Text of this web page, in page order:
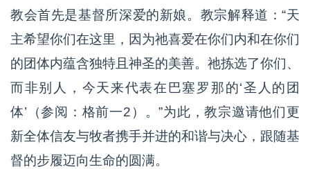
教会首先是基督所深爱的新娘。教宗解释道：“天
主希望你们在这里，因为祂喜爱在你们内和在你们
的团体内蕴含独特且神圣的美善。祂拣选了你们、
而非别人，今天来代表在巴塞罗那的‘圣人的团
体’（参阅：格前一2）。”为此，教宗邀请他们更
新全体信友与牧者携手并进的和谐与决心，跟随基
督的步履迈向生命的圆满。